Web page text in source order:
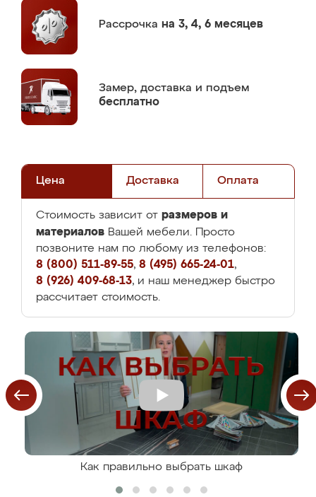
Рассрочка на 3, 4, 6 месяцев
Замер, доставка и подъем
бесплатно
Цена Доставка Оплата
Стоимость зависит от размеров и
материалов Вашей мебели. Просто
позвоните нам по любому из телефонов:
8 (800) 511-89-55, 8 (495) 665-24-01,
8 (926) 409-68-13, и наш менеджер быстро
рассчитает стоимость.
Как правильно выбрать шкаф